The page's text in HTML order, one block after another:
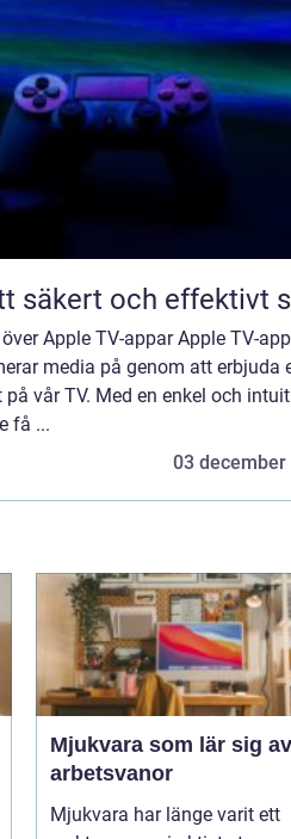
säkert och effektivt
Apple TV-appar Apple TV-
media på genom att erbjuda
vår TV. Med en enkel och
få ...
03 december
Mjukvara som lär sig
arbetsvanor
Mjukvara har länge varit ett